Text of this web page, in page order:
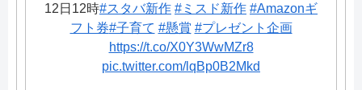
12日12時#スタバ新作 #ミスド新作 #Amazonギ
フト券#子育て #懸賞 #プレゼント企画
https://t.co/X0Y3WwMZr8
pic.twitter.com/lqBp0B2Mkd